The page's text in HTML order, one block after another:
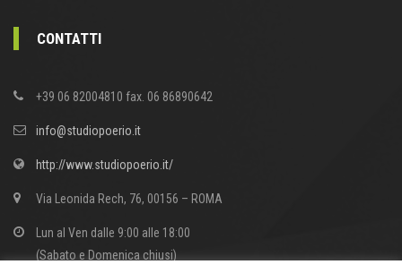
CONTATTI
+39 06 82004810 fax. 06 86890642
info@studiopoerio.it
http://www.studiopoerio.it/
Via Leonida Rech, 76, 00156 – ROMA
Lun al Ven dalle 9:00 alle 18:00
(Sabato e Domenica chiusi)